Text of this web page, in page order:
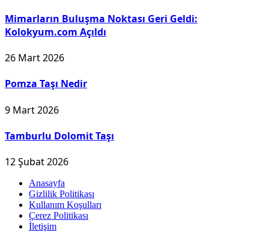
Mimarların Buluşma Noktası Geri Geldi:
Kolokyum.com Açıldı
26 Mart 2026
Pomza Taşı Nedir
9 Mart 2026
Tamburlu Dolomit Taşı
12 Şubat 2026
Anasayfa
Gizlilik Politikası
Kullanım Koşulları
Çerez Politikası
İletişim